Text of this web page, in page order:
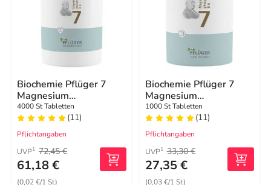
Biochemie Pflüger 7
Magnesium
phosphoricum D 6
Tabletten
4000 St Tabletten
(11)
Pflichtangaben
UVP1 72,45 €
61,18 €
(0,02 €/1 St)
Biochemie Pflüger 7
Magnesium
phosphoricum D 6
Tabletten
1000 St Tabletten
(11)
Pflichtangaben
UVP1 33,30 €
27,35 €
(0,03 €/1 St)